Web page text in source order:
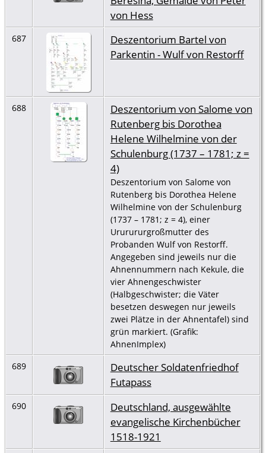
von Hess
687
Deszentorium Bartel von
Parkentin - Wulf von Restorff
688
Deszentorium von Salome von
Rutenberg bis Dorothea
Helene Wilhelmine von der
Schulenburg (1737 – 1781; z =
4)
Deszentorium von Salome von
Rutenberg bis Dorothea Helene
Wilhelmine von der Schulenburg
(1737 – 1781; z = 4), einer
Ururururgroßmutter des
Probanden Wulf von Restorff.
Angegeben sind jeweils nur die
Ahnennummern nach Kekule, die
vier Ahnengeschwister
(Halbgeschwister; die Väter
besetzen deswegen nur jeweils
zwei Plätze in der Ahnentafel) sind
grün markiert. (Grafik:
AhnenImplex)
689
Deutscher Soldatenfriedhof
Futapass
690
Deutschland, ausgewählte
evangelische Kirchenbücher
1518-1921